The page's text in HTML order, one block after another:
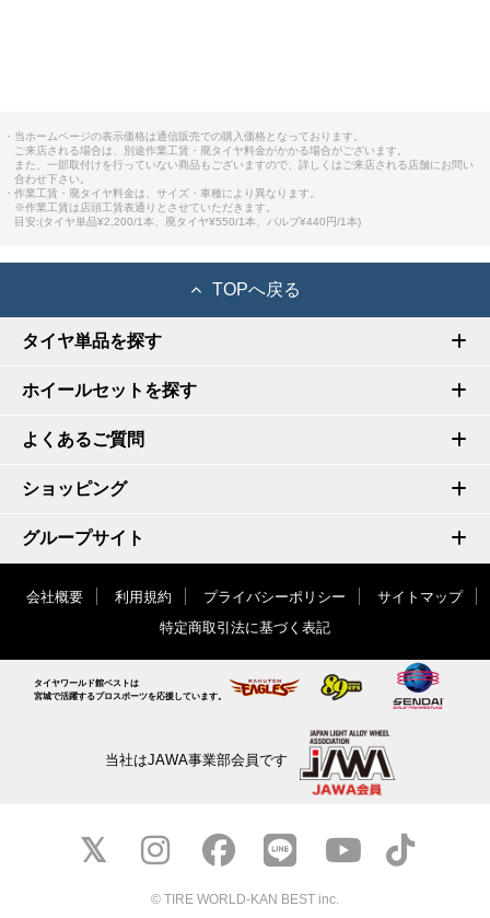
・当ホームページの表示価格は通信販売での購入価格となっております。
ご来店される場合は、別途作業工賃・廃タイヤ料金がかかる場合がございます。
また、一部取付けを行っていない商品もございますので、詳しくはご来店される店舗にお問い
合わせ下さい。
・作業工賃・廃タイヤ料金は、サイズ・車種により異なります。
※作業工賃は店頭工賃表通りとさせていただきます。
目安:(タイヤ単品¥2,200/1本、廃タイヤ¥550/1本、バルブ¥440円/1本)
TOPへ戻る
タイヤ単品を探す
ホイールセットを探す
よくあるご質問
ショッピング
グループサイト
会社概要 利用規約 プライバシーポリシー
サイトマップ
特定商取引法に基づく表記
タイヤワールド館ベストは
宮城で活躍するプロスポーツを応援しています。
当社はJAWA事業部会員です
© TIRE WORLD-KAN BEST inc.